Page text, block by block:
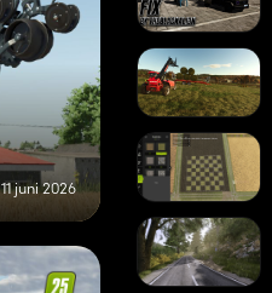
11 juni 2026